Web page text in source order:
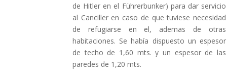
de Hitler en el Führerbunker) para dar servicio
al Canciller en caso de que tuviese necesidad
de refugiarse en el, ademas de otras
habitaciones. Se había dispuesto un espesor
de techo de 1,60 mts. y un espesor de las
paredes de 1,20 mts.